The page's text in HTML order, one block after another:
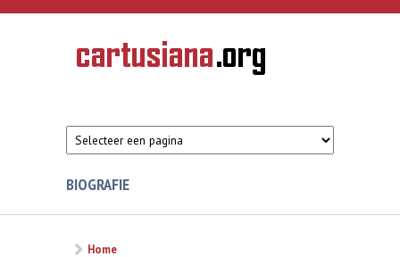
Overslaan en naar de inhoud gaan
CARTUSIANA
Geschiedenis
van de
BIOGRAFIE
Home